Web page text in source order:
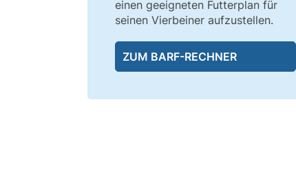
einen geeigneten Futterplan für
seinen Vierbeiner aufzustellen.
ZUM BARF-RECHNER